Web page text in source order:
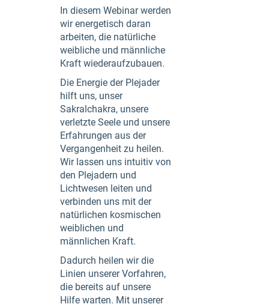
In diesem Webinar werden
wir energetisch daran
arbeiten, die natürliche
weibliche und männliche
Kraft wiederaufzubauen.
Die Energie der Plejader
hilft uns, unser
Sakralchakra, unsere
verletzte Seele und unsere
Erfahrungen aus der
Vergangenheit zu heilen.
Wir lassen uns intuitiv von
den Plejadern und
Lichtwesen leiten und
verbinden uns mit der
natürlichen kosmischen
weiblichen und
männlichen Kraft.
Dadurch heilen wir die
Linien unserer Vorfahren,
die bereits auf unsere
Hilfe warten. Mit unserer